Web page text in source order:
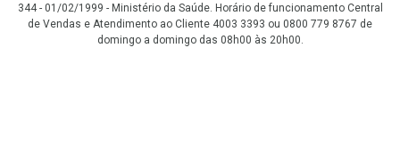
344 - 01/02/1999 - Ministério da Saúde. Horário de funcionamento Central
de Vendas e Atendimento ao Cliente 4003 3393 ou 0800 779 8767 de
domingo a domingo das 08h00 às 20h00.